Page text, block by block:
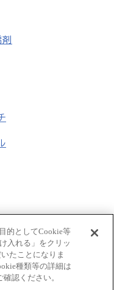
物
的としてCookie等
入れる」をクリッ
たことになりま
種類等の詳細は
認ください。